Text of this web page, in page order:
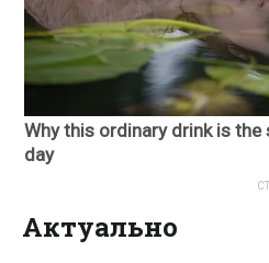
Актуально